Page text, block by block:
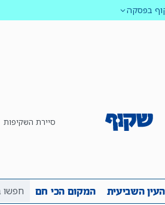
בפסקה
סיירת השקיפות
העין השביעית המקום הכי חם
כל הכתבות העין השביעית